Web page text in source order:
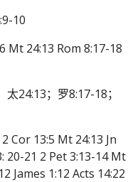
10
Mt 24:13 Rom 8:17-18
太24:13；罗8:17-18；
Cor 13:5 Mt 24:13 Jn
20-21 2 Pet 3:13-14 Mt
James 1:12 Acts 14:22